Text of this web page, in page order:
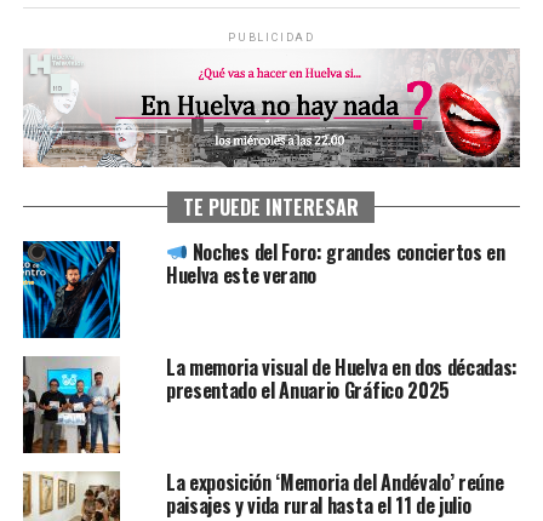
PUBLICIDAD
TE PUEDE INTERESAR
Noches del Foro: grandes conciertos en
Huelva este verano
La memoria visual de Huelva en dos décadas:
presentado el Anuario Gráfico 2025
La exposición ‘Memoria del Andévalo’ reúne
paisajes y vida rural hasta el 11 de julio